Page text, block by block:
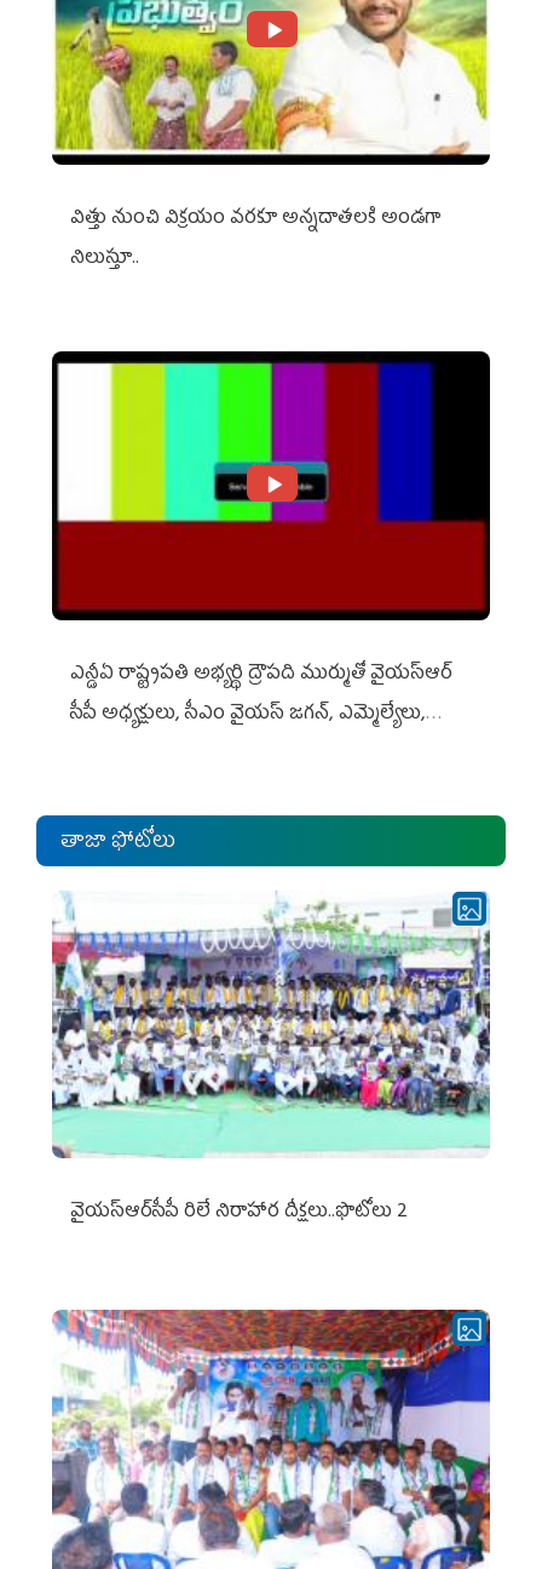
విత్తు నుంచి విక్రయం వరకూ అన్నదాతలకి అండగా
నిలుస్తూ..
ఎన్డీఏ రాష్ట్ర‌ప‌తి అభ్య‌ర్థి ద్రౌప‌ది ముర్ముతో వైయ‌స్ఆర్
సీపీ అధ్య‌క్షులు, సీఎం వైయ‌స్ జ‌గ‌న్, ఎమ్మెల్యేలు,
తాజా ఫోటోలు
వైయ‌స్ఆర్‌సీపీ రిలే నిరాహార దీక్షలు..ఫొటోలు 2